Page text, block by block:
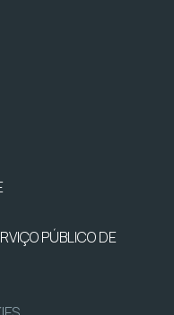
PÚBLICO DE